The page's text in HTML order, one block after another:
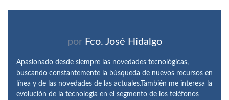
por Fco. José Hidalgo
Apasionado desde siempre las novedades tecnológicas,
buscando constantemente la búsqueda de nuevos recursos en
línea y de las novedades de las actuales.También me interesa la
evolución de la tecnología en el segmento de los teléfonos